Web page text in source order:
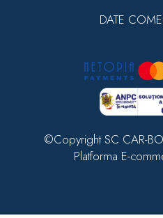
DATE
©Copyright SC CAR-
Platforma E-